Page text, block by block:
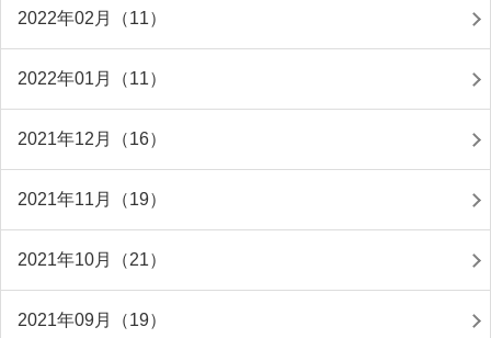
2022年02月（11）
2022年01月（11）
2021年12月（16）
2021年11月（19）
2021年10月（21）
2021年09月（19）